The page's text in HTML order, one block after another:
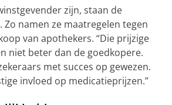
zijn, staan de
Zo namen ze maatregelen tegen
van apothekers. “Die prijzige
niet beter dan de goedkopere.
met succes op gewezen.
invloed op medicatieprijzen.”